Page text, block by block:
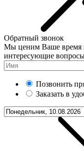
Обратный звонок
Мы ценим Ваше время
интересующие
Позвонить
Заказать в